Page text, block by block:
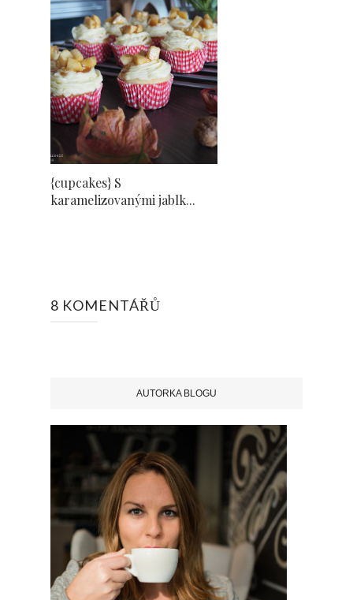
{cupcakes} S
karamelizovanými jablk...
8 KOMENTÁŘŮ
AUTORKA BLOGU